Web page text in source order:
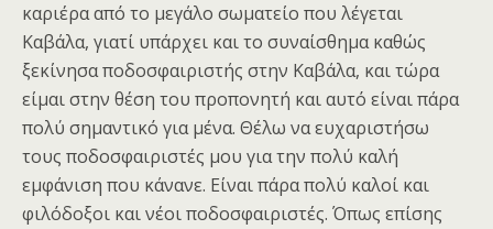
καριέρα από το μεγάλο σωματείο που λέγεται
Καβάλα, γιατί υπάρχει και το συναίσθημα καθώς
ξεκίνησα ποδοσφαιριστής στην Καβάλα, και τώρα
είμαι στην θέση του προπονητή και αυτό είναι πάρα
πολύ σημαντικό για μένα. Θέλω να ευχαριστήσω
τους ποδοσφαιριστές μου για την πολύ καλή
εμφάνιση που κάνανε. Είναι πάρα πολύ καλοί και
φιλόδοξοι και νέοι ποδοσφαιριστές. Όπως επίσης